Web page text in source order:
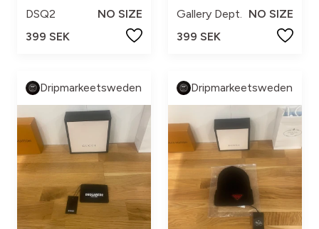
DSQ2
NO SIZE
399 SEK
Gallery Dept.
NO SIZE
399 SEK
Dripmarkeetsweden Dripmarkeetsweden